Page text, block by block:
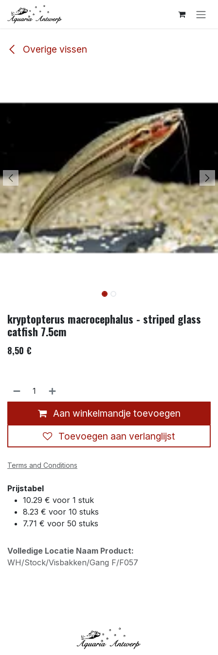
Overslaan naar inhoud
Overige vissen
kryptopterus macrocephalus - striped glass
catfish 7.5cm
8,50 €
Aan winkelmandje toevoegen
Toevoegen aan verlanglijst
Terms and Conditions
Prijstabel
10.29 € voor 1 stuk
8.23 € voor 10 stuks
7.71 € voor 50 stuks
Volledige Locatie Naam Product:
WH/Stock/Visbakken/Gang F/F057